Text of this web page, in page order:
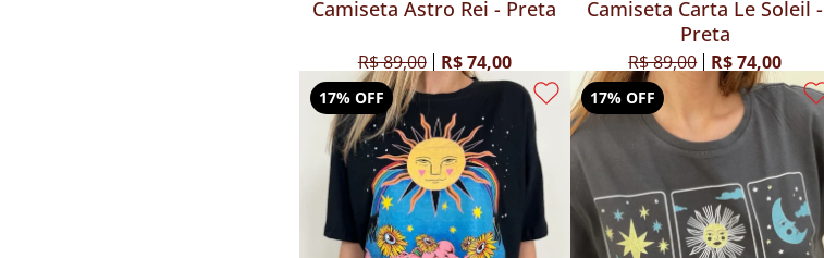
Camiseta Astro Rei - Preta
R$ 89,00 R$ 74,00
Camiseta Carta Le Soleil -
Preta
R$ 89,00 R$ 74,00
17% OFF 17% OFF